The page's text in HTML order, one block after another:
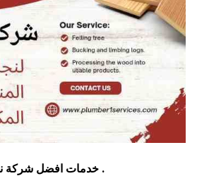
خدمات افضل شركة نجارة في مكة ولي العهد .